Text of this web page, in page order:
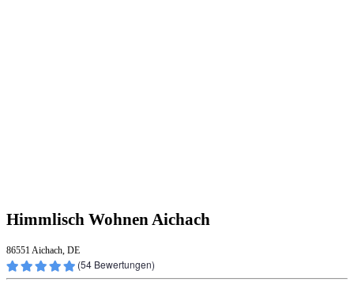
Himmlisch Wohnen Aichach
86551 Aichach, DE
(54 Bewertungen)